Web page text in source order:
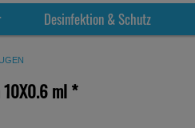
Desinfektion & Schutz
10X0.6 ml*